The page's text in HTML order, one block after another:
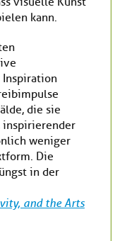
kann.
Inspiration
die sie
inspirierender
weniger
Die
in der
and the Arts